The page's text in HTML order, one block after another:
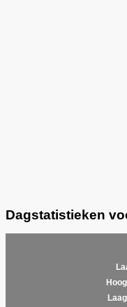
Dagstatistieken